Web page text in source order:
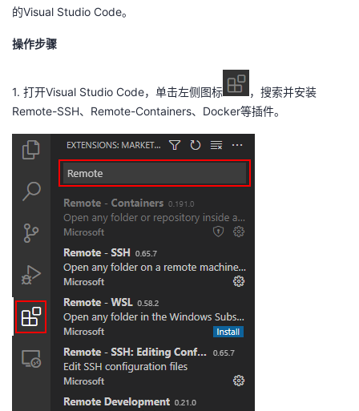
的Visual Studio Code。
操作步骤
1. 打开Visual Studio Code，单击左侧图标
，搜索并安装
Remote-SSH、 Remote-Containers、 Docker等插件。